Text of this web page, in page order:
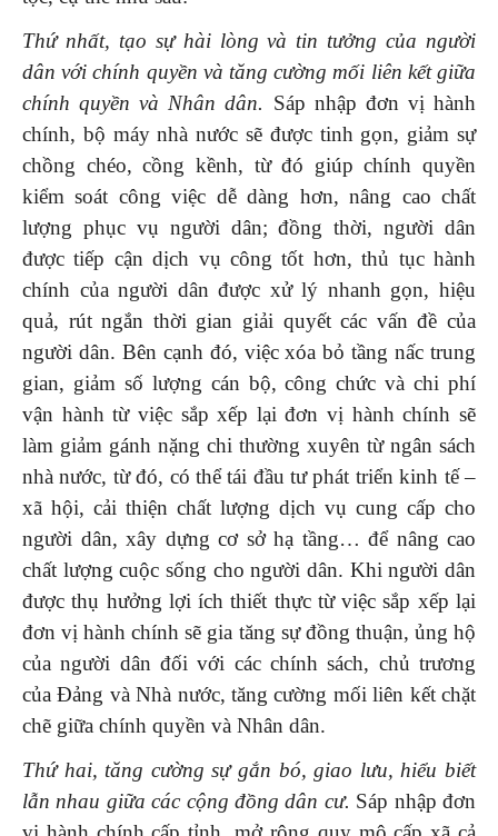
Thứ nhất, tạo sự hài lòng và tin tưởng của người
dân với chính quyền và tăng cường mối liên kếtgiữa
chính quyền và Nhân dân. Sáp nhập đơn vị hành
chính, bộ máy nhà nước sẽ được tinh gọn, giảm sự
chồng chéo, cồng kềnh, từ đó giúp chính quyền
kiểm soát công việc dễ dàng hơn, nâng cao chất
lượng phục vụ người dân; đồng thời, người dân
được tiếp cận dịch vụ công tốt hơn, thủ tục hành
chính của người dân được xử lý nhanh gọn, hiệu
quả, rút ngắn thời gian giải quyết các vấn đề của
người dân. Bên cạnh đó, việc xóa bỏ tầng nấc trung
gian, giảm số lượng cán bộ, công chức và chi phí
vận hành từ việc sắp xếp lại đơn vị hành chính sẽ
làm giảm gánh nặng chi thường xuyên từ ngân sách
nhà nước, từ đó, có thể tái đầu tư phát triển kinh tế –
xã hội, cải thiện chất lượng dịch vụ cung cấp cho
người dân, xây dựng cơ sở hạ tầng… để nâng cao
chất lượng cuộc sống cho người dân. Khi người dân
được thụ hưởng lợi ích thiết thực từ việc sắp xếp lại
đơn vị hành chính sẽ gia tăng sự đồng thuận, ủng hộ
của người dân đối với các chính sách, chủ trương
của Đảng và Nhà nước, tăng cường mối liên kết chặt
chẽ giữa chính quyền và Nhân dân.
Thứ hai, tăng cường sự gắn bó, giao lưu, hiểu biết
lẫn nhau giữa các cộng đồng dân cư. Sáp nhập đơn